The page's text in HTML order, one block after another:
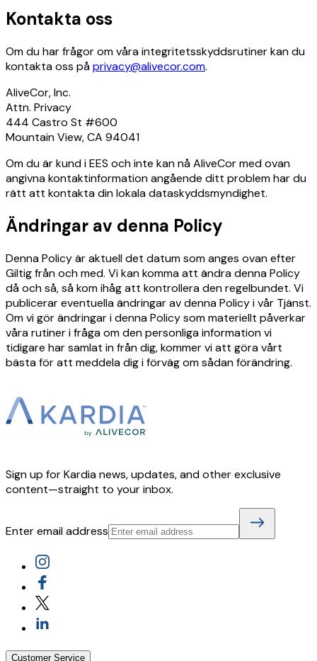
Kontakta oss
Om du har frågor om våra integritetsskyddsrutiner kan du
kontakta oss påprivacy@alivecor.com.
AliveCor, Inc.
Attn. Privacy
444 Castro St #600
Mountain View, CA 94041
Om du är kund i EES och inte kan nå AliveCor med ovan
angivna kontaktinformation angående ditt problem har du
rätt att kontakta din lokala dataskyddsmyndighet.
Ändringar av denna Policy
Denna Policy är aktuell det datum som anges ovan efter
Giltig från och med. Vi kan komma att ändra denna Policy
då och så, så kom ihåg att kontrollera den regelbundet. Vi
publicerar eventuella ändringar av denna Policy i vår Tjänst.
Om vi gör ändringar i denna Policy som materiellt påverkar
våra rutiner i fråga om den personliga information vi
tidigare har samlat in från dig, kommer vi att göra vårt
bästa för att meddela dig i förväg om sådan förändring.
Sign up for Kardia news, updates, and other exclusive
content—straight to your inbox.
Enter email address
Customer Service